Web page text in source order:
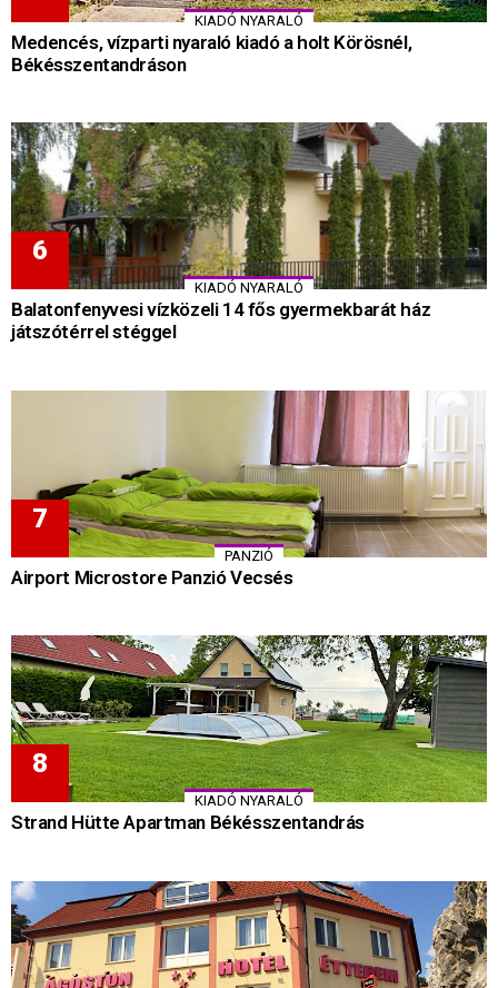
KIADÓ NYARALÓ
Medencés, vízparti nyaraló kiadó a holt Körösnél,
Békésszentandráson
KIADÓ NYARALÓ
Balatonfenyvesi vízközeli 14 fős gyermekbarát ház
játszótérrel stéggel
PANZIÓ
Airport Microstore Panzió Vecsés
KIADÓ NYARALÓ
Strand Hütte Apartman Békésszentandrás